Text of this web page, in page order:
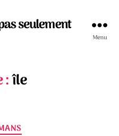
seulement
Menu
:île